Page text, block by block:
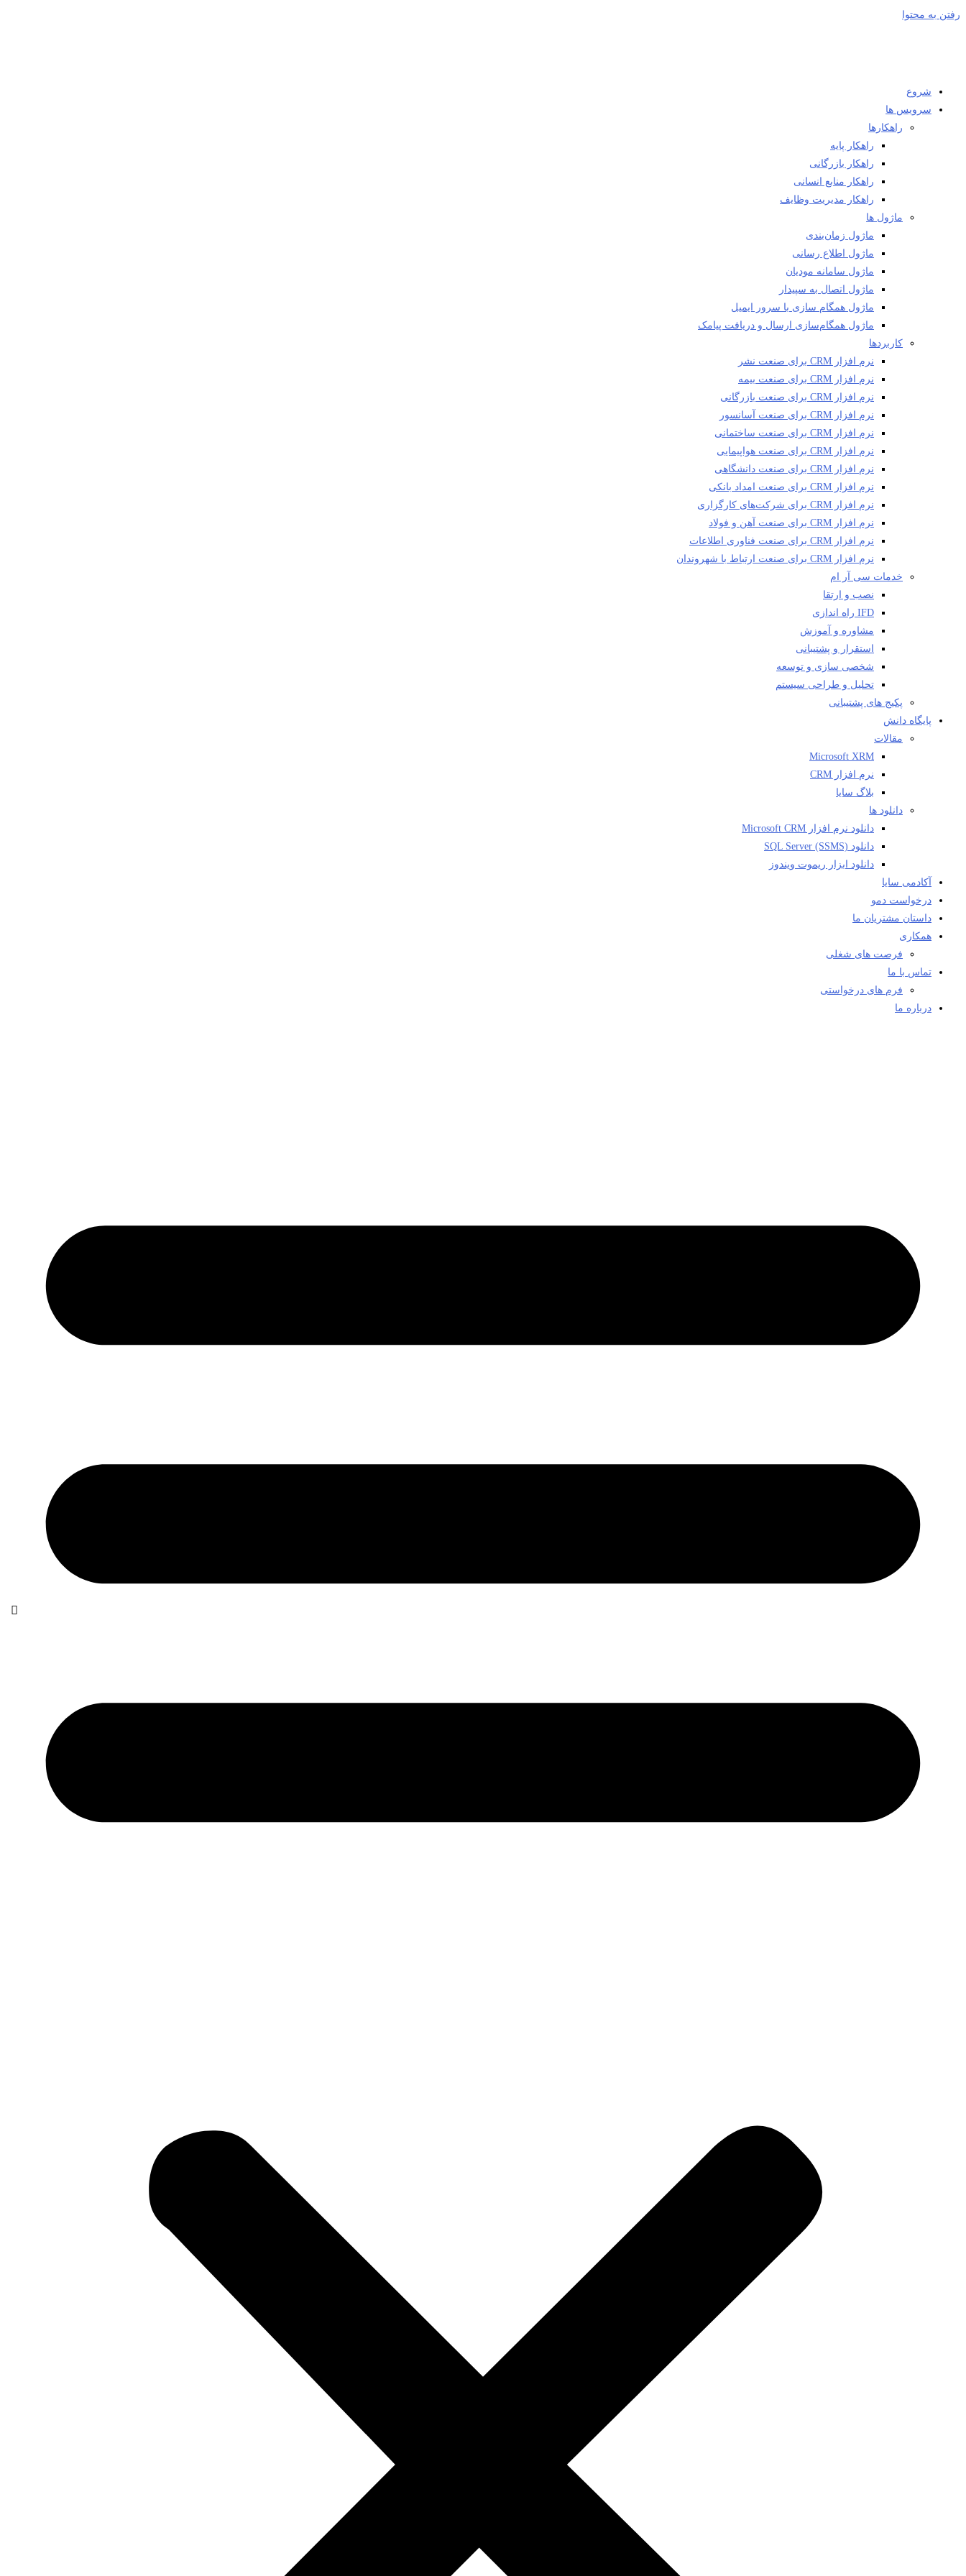
رفتن به محتوا
شروع
سرویس ها
راهکارها
راهکار پایه
راهکار بازرگانی
راهکار منابع انسانی
راهکار مدیریت وظایف
ماژول ها
ماژول زمان‌بندی
ماژول اطلاع رسانی
ماژول سامانه مودیان
ماژول اتصال به سپیدار
ماژول همگام سازی با سرور ایمیل
ماژول همگام‌سازی ارسال و دریافت پیامک
کاربردها
نرم افزار CRM برای صنعت نشر
نرم افزار CRM برای صنعت بیمه
نرم افزار CRM برای صنعت بازرگانی
نرم افزار CRM برای صنعت آسانسور
نرم افزار CRM برای صنعت ساختمانی
نرم افزار CRM برای صنعت هواپیمایی
نرم افزار CRM برای صنعت دانشگاهی
نرم افزار CRM برای صنعت امداد بانکی
نرم افزار CRM برای شرکت‌های کارگزاری
نرم افزار CRM برای صنعت آهن و فولاد
نرم افزار CRM برای صنعت فناوری اطلاعات
نرم افزار CRM برای صنعت ارتباط با شهروندان
خدمات سی آر ام
نصب و ارتقا
IFD راه اندازی
مشاوره و آموزش
استقرار و پشتیبانی
شخصی سازی و توسعه
تحلیل و طراحی سیستم
پکیج های پشتیبانی
پایگاه دانش
مقالات
Microsoft XRM
نرم افزار CRM
بلاگ سایا
دانلود ها
دانلود نرم افزار Microsoft CRM
دانلود SQL Server (SSMS)
دانلود ابزار ریموت ویندوز
آکادمی سایا
درخواست دمو
داستان مشتریان ما
همکاری
فرصت های شغلی
تماس با ما
فرم های درخواستی
درباره ما